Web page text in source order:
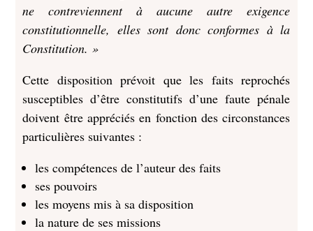
ne contreviennent à aucune autre exigence
constitutionnelle, elles sont donc conformes à la
Constitution. »
Cette disposition prévoit que les faits reprochés
susceptibles d’être constitutifs d’une faute pénale
doivent être appréciés en fonction des circonstances
particulières suivantes :
les compétences de l’auteur des faits
ses pouvoirs
les moyens mis à sa disposition
la nature de ses missions